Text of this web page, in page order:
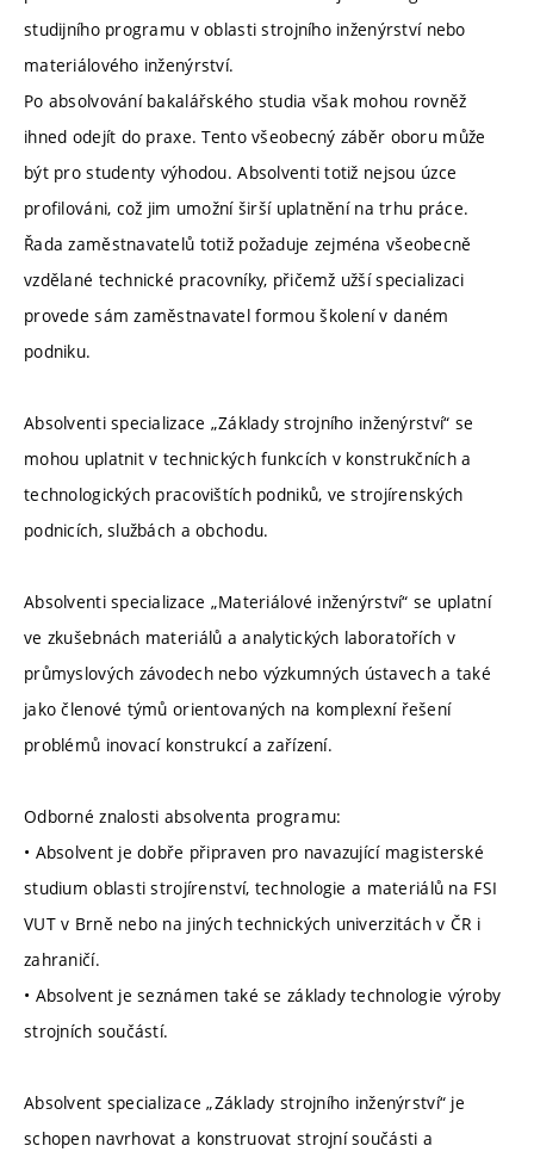
studijního programu v oblasti strojního inženýrství nebo
materiálového inženýrství.
Po absolvování bakalářského studia však mohou rovněž
ihned odejít do praxe. Tento všeobecný záběr oboru může
být pro studenty výhodou. Absolventi totiž nejsou úzce
profilováni, což jim umožní širší uplatnění na trhu práce.
Řada zaměstnavatelů totiž požaduje zejména všeobecně
vzdělané technické pracovníky, přičemž užší specializaci
provede sám zaměstnavatel formou školení v daném
podniku.
Absolventi specializace „Základy strojního inženýrství“ se
mohou uplatnit v technických funkcích v konstrukčních a
technologických pracovištích podniků, ve strojírenských
podnicích, službách a obchodu.
Absolventi specializace „Materiálové inženýrství“ se uplatní
ve zkušebnách materiálů a analytických laboratořích v
průmyslových závodech nebo výzkumných ústavech a také
jako členové týmů orientovaných na komplexní řešení
problémů inovací konstrukcí a zařízení.
Odborné znalosti absolventa programu:
• Absolvent je dobře připraven pro navazující magisterské
studium oblasti strojírenství, technologie a materiálů na FSI
VUT v Brně nebo na jiných technických univerzitách v ČR i
zahraničí.
• Absolvent je seznámen také se základy technologie výroby
strojních součástí.
Absolvent specializace „Základy strojního inženýrství“ je
schopen navrhovat a konstruovat strojní součásti a